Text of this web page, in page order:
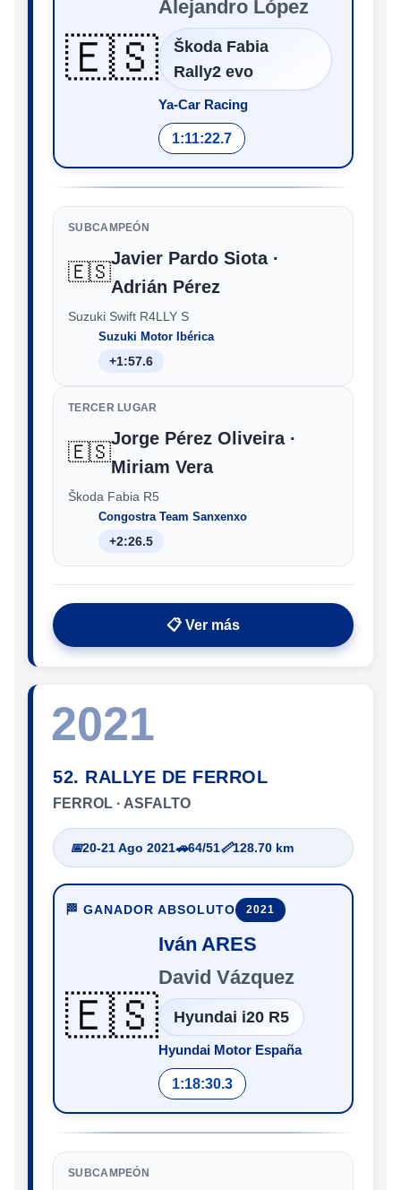
🇪🇸
Alejandro López
Škoda Fabia
Rally2 evo
Ya-Car Racing
1:11:22.7
SUBCAMPEÓN
🇪🇸
Javier Pardo Siota ·
Adrián Pérez
Suzuki Swift R4LLY S
Suzuki Motor Ibérica
+1:57.6
TERCER LUGAR
🇪🇸
Jorge Pérez Oliveira ·
Miriam Vera
Škoda Fabia R5
Congostra Team Sanxenxo
+2:26.5
📋 Ver más
2021
52. RALLYE DE FERROL
FERROL · ASFALTO
📅20-21 Ago 2021🚗64/51📏128.70 km
🏁 GANADOR ABSOLUTO 2021
🇪🇸
Iván ARES
David Vázquez
Hyundai i20 R5
Hyundai Motor España
1:18:30.3
SUBCAMPEÓN